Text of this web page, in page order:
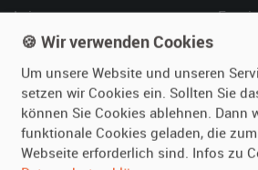
Leistungen
Referenzen
Kundenmeinungen
Vermieten
Oldtimer anmelden
Hilfe
🍪 Wir verwenden Cookies
Um unsere Website und unseren
setzen wir Cookies ein. Sollten Sie
können Sie Cookies ablehnen. Dann
funktionale Cookies geladen, die
Webseite erforderlich sind. Infos zu